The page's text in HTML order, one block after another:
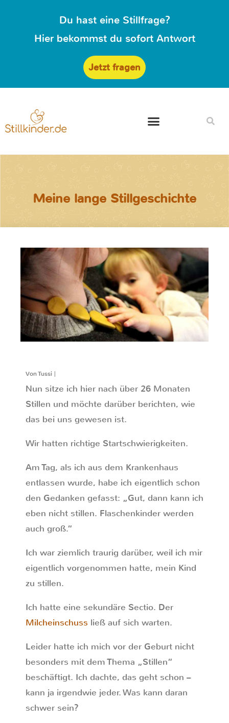
Du hast eine Stillfrage?
Hier bekommst du sofort Antwort
Jetzt fragen
Meine lange Stillgeschichte
Von Tussi |
Nun sitze ich hier nach über 26 Monaten
Stillen und möchte darüber berichten, wie
das bei uns gewesen ist.
Wir hatten richtige Startschwierigkeiten.
Am Tag, als ich aus dem Krankenhaus
entlassen wurde, habe ich eigentlich schon
den Gedanken gefasst: „Gut, dann kann ich
eben nicht stillen. Flaschenkinder werden
auch groß.“
Ich war ziemlich traurig darüber, weil ich mir
eigentlich vorgenommen hatte, mein Kind
zu stillen.
Ich hatte eine sekundäre Sectio. Der
Milcheinschuss ließ auf sich warten.
Leider hatte ich mich vor der Geburt nicht
besonders mit dem Thema „Stillen“
beschäftigt. Ich dachte, das geht schon –
kann ja irgendwie jeder. Was kann daran
schwer sein?